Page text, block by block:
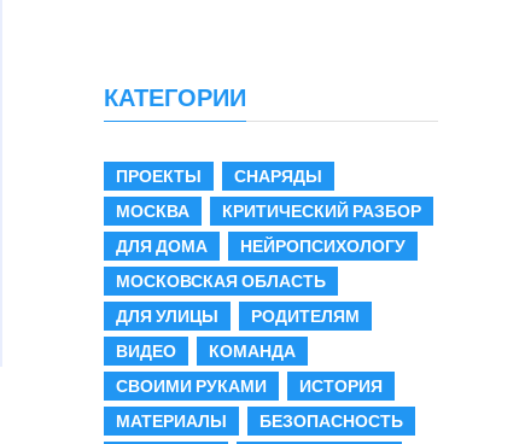
КАТЕГОРИИ
ПРОЕКТЫ
СНАРЯДЫ
МОСКВА
КРИТИЧЕСКИЙ РАЗБОР
ДЛЯ ДОМА
НЕЙРОПСИХОЛОГУ
МОСКОВСКАЯ ОБЛАСТЬ
ДЛЯ УЛИЦЫ
РОДИТЕЛЯМ
ВИДЕО
КОМАНДА
СВОИМИ РУКАМИ
ИСТОРИЯ
МАТЕРИАЛЫ
БЕЗОПАСНОСТЬ